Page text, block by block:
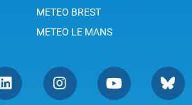
METEO BREST
METEO LE MANS